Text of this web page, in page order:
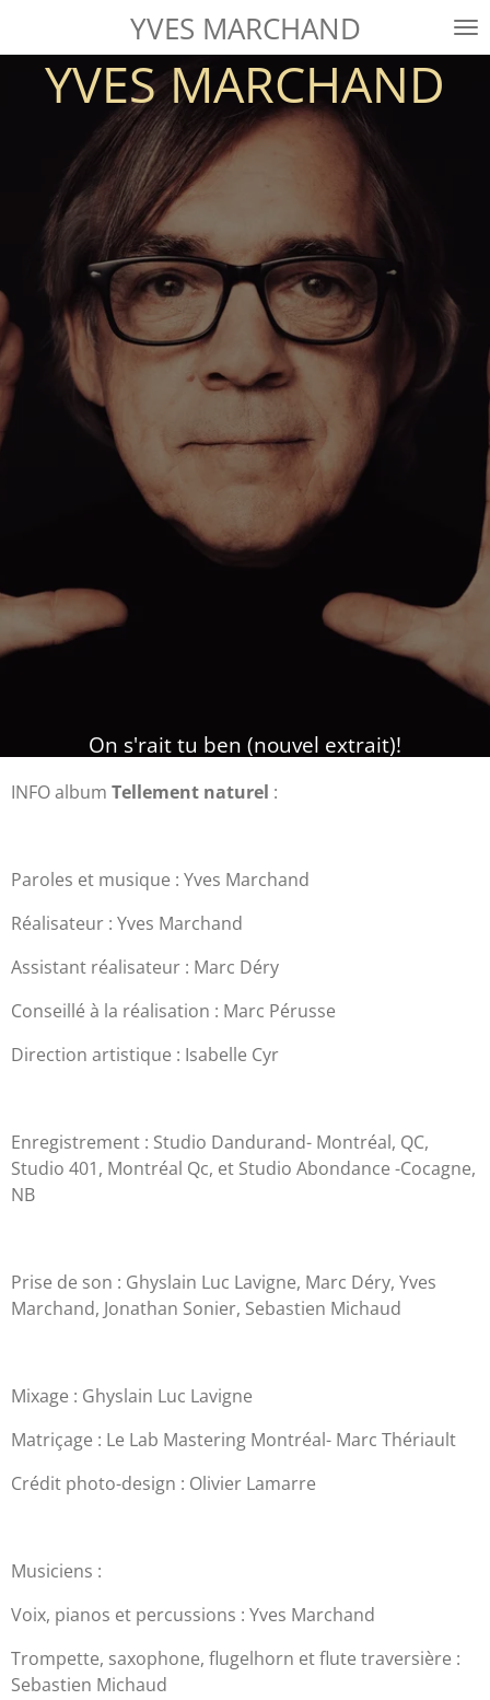
contenu
principal
YVES MARCHAND
YVES MARCHAND
On s'rait tu ben (nouvel extrait)!
INFO album Tellement naturel :
Paroles et musique : Yves Marchand
Réalisateur : Yves Marchand
Assistant réalisateur : Marc Déry
Conseillé à la réalisation : Marc Pérusse
Direction artistique : Isabelle Cyr
Enregistrement : Studio Dandurand- Montréal, QC,
Studio 401, Montréal Qc, et Studio Abondance -Cocagne,
NB
Prise de son : Ghyslain Luc Lavigne, Marc Déry, Yves
Marchand, Jonathan Sonier, Sebastien Michaud
Mixage : Ghyslain Luc Lavigne
Matriçage : Le Lab Mastering Montréal- Marc Thériault
Crédit photo-design : Olivier Lamarre
Musiciens :
Voix, pianos et percussions : Yves Marchand
Trompette, saxophone, flugelhorn et flute traversière :
Sebastien Michaud